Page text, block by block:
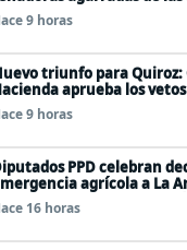
9 horas
triunfo para Quiroz:
aprueba los
9 horas
PPD celebran
agrícola a La
agilizar ayudas
16 horas